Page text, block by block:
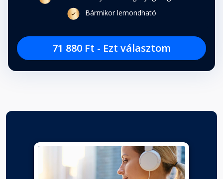
Fejezet hossza:
A levegőpróbánk utáni mámor
még…
Fejezet hossza:
a…
Bármikor lemondható
71 880 Ft - Ezt választom